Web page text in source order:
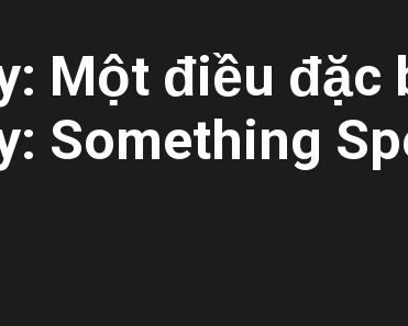
Một điều đặc
Something